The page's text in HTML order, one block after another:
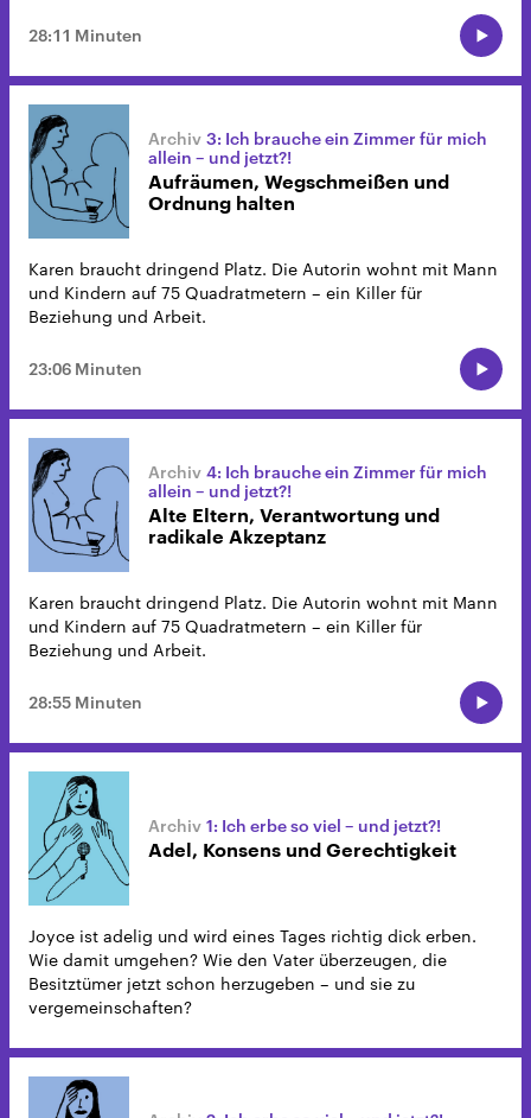
28:11 Minuten
3: Ich brauche ein Zimmer für mich
allein – und jetzt?!
Aufräumen, Wegschmeißen und
Ordnung halten
Karen braucht dringend Platz. Die Autorin wohnt mit Mann
und Kindern auf 75 Quadratmetern – ein Killer für
Beziehung und Arbeit.
23:06 Minuten
4: Ich brauche ein Zimmer für mich
allein – und jetzt?!
Alte Eltern, Verantwortung und
radikale Akzeptanz
Karen braucht dringend Platz. Die Autorin wohnt mit Mann
und Kindern auf 75 Quadratmetern – ein Killer für
Beziehung und Arbeit.
28:55 Minuten
1: Ich erbe so viel – und jetzt?!
Adel, Konsens und Gerechtigkeit
Joyce ist adelig und wird eines Tages richtig dick erben.
Wie damit umgehen? Wie den Vater überzeugen, die
Besitztümer jetzt schon herzugeben – und sie zu
vergemeinschaften?